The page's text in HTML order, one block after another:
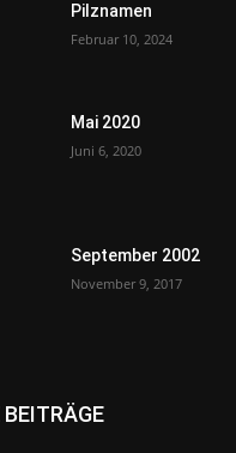
Pilznamen
Februar 10, 2024
Mai 2020
Juni 6, 2020
September 2002
November 9, 2017